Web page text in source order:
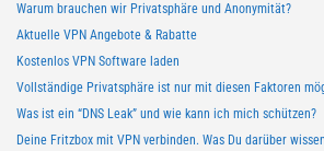
Warum brauchen wir Privatsphäre und Anonymität?
Aktuelle VPN Angebote & Rabatte
Kostenlos VPN Software laden
Vollständige Privatsphäre ist nur mit diesen Faktoren
Was ist ein “DNS Leak” und wie kann ich mich schützen?
Deine Fritzbox mit VPN verbinden. Was Du darüber